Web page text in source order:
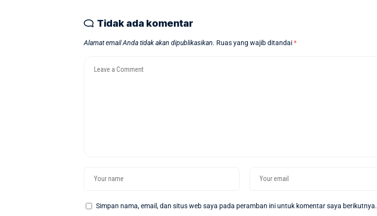
Tidak ada komentar
Alamat email Anda tidak akan dipublikasikan. Ruas yang wajib ditandai*
Simpan nama, email, dan situs web saya pada peramban ini untuk komentar saya berikutnya.